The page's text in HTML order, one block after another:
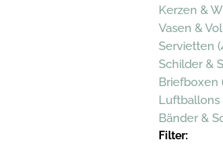
Kerzen &
Vasen &
Servietten
Schilder &
Briefboxen
Luftballons
Bänder &
Filter: